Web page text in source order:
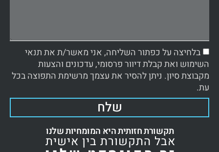
בלחיצה על כפתור השליחה, אני מאשר/ת את תנאי
השימוש ואת קבלת דיוור פרסומי, עדכונים והצעות
מקבוצת סיון. ניתן להסיר את עצמך מרשימת התפוצה בכל
עת.
שלח
תקשורת חזותית היא המומחיות שלנו
אבל התקשורת בין אישית